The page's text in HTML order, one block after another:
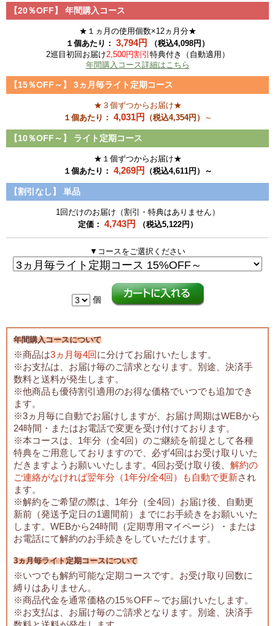
【20％OFF】 年間購入コース
★１ヵ月の使用個数×12ヵ月分★
１個あたり： 3,794円
（税込4,098円）
2巡目初回お届け2,500円割引特典付き（自動適用）
年間購入コース詳細はこちら
【15％OFF～】 3ヵ月毎ライト定期コース
★ ３個ずつからお届け★
１個あたり： 4,031円 （税込4,354円） ～
【10％OFF～】 ライト定期コース
★１個ずつからお届け★
１個あたり： 4,269円 （税込4,611円）～
【割引なし】 単品
1回だけのお届け（割引・特典はありません）
定価： 4,743円 （税込5,122円）
▼コースをご選択ください
個
年間購入コースについて
※商品は3ヵ月毎4回 に分けてお届けいたします。
※お支払は、お届け毎のご請求となります。別途、決済手
数料と送料が発生します。
※他商品も優待割引適用のお得な価格でいつでも追加でき
ます。
※3ヵ月毎に自動でお届けしますが、お届け周期はWEBから
24時間・またはお電話で変更を受け付けております。
※本コースは、1年分（全4回）のご継続を前提として各種
特典をご用意しておりますので、必ず4回はお受け取りいた
だきますようお願いいたします。4回お受け取り後、 解約の
ご連絡がなければ翌年分（1年分/全4回）も自動で更新され
ます。
※解約をご希望の際は、1年分（全4回）お届け後、自動更
新前（発送予定日の1週間前）までにお手続きをお願いいた
します。WEBから24時間（定期専用マイページ）・または
お電話にて解約のお手続きをしていただけます。
3ヵ月毎ライト定期コースについて
※いつでも解約可能な定期コースです。お受け取り回数に
縛りはありません。
※商品代金を通常価格の15％OFF～でお届けいたします。
※お支払は、お届け毎のご請求となります。別途、決済手